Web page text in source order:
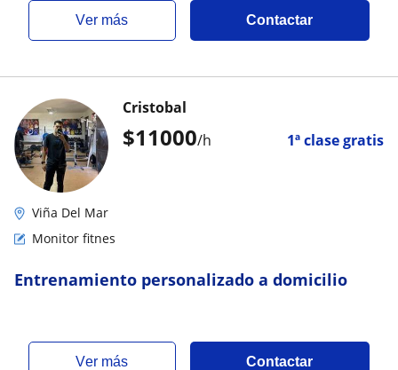
ver más Contactar
$11000/h 1ª clase gratis
Cristobal
Viña Del Mar
Monitor fitnes
Entrenamiento personalizado a domicilio
ver más Contactar